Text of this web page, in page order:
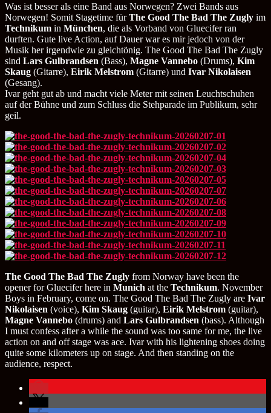
Was ist besser als eine Band aus Norwegen? Zwei Bands aus
Norwegen! Somit Stagetime fürThe Good The Bad The Zugly im
Technikum in München, die als Vorband von Gluecifer ran
durften. Gute live Action, auf Dauer war es mir jedoch von der
Musik her irgendwie zu gleichtönig. The Good The Bad The Zugly
sind Lars Gulbrandsen (Bass), Magne Vannebo (Drums), Kim
Skaug (Gitarre), Eirik Melstrom (Gitarre) und Ivar Nikolaisen
(Gesang).
Ivar geht gut ab und macht viele Meter mit seinen Leuchtschuhen
auf der Bühne und zum Schluss die Stehparade im Publikum, sehr
geil.
The Good The Bad The Zugly from Norway have been the
opener for Gluecifer here in Munich at the Technikum. November
Boys in February, come on. The Good The Bad The Zugly are Ivar
Nikolaisen (voice), Kim Skaug (guitar), Eirik Melstrom (guitar),
Magne Vannebo (drums) and Lars Gulbrandsen (bass). Although
I must confess after a while the sound was too same for me, the live
action on and off stage was ace. Ivar with his lightening shoes doing
quite some kilometers up on stage. And then standing on the
audience, respect.